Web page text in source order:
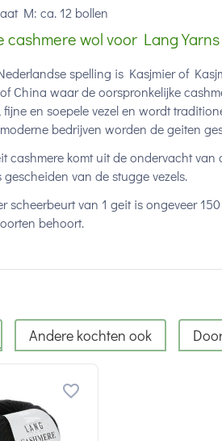
M: ca. 12 bollen
cashmere wol voor Lang
spelling is Kasjmier of
China waar de oorspronkelijke
fijne en soepele vezel en wordt
bedrijven worden de geiten
cashmere komt uit de ondervacht
gescheiden van de stugge vezels.
scheerbeurt van 1 geit is ongeveer
behoort.
Andere kochten ook